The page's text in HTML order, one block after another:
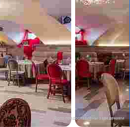
Фото предоставлены заведением